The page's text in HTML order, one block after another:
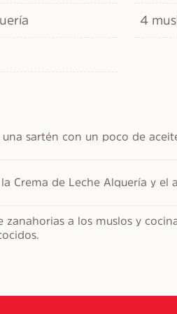
4
sartén con un poco de
Crema de Leche Alquería y el
zanahorias a los muslos y